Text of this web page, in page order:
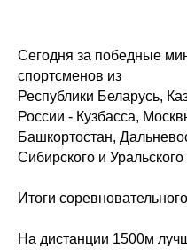
Сегодня за победные
спортсменов из
Республики Беларусь,
России - Кузбасса,
Башкортостан,
Сибирского и
Итоги
На дистанции 1500м